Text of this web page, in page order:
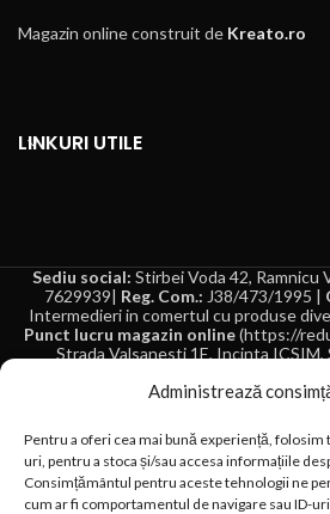
Administrează
Pentru a oferi cea mai bună experiență,
uri, pentru a stoca și/sau accesa informațiile
Consimțământul pentru aceste tehnologii ne
cum ar fi comportamentul de navigare sau ID-
Magazin online construit de Kreato.ro
LINKURI UTILE
Sediu social: Stirbei Voda 42, Ramnicu
7629939| Reg. Com.: J38/473/1995 |
Intermedieri in comertul cu produse
Punct lucru magazin online(https://
Strada Valsanesti 1E, Incinta
cazul
Inter Line-Company SRL comercializeaza
portabile, articole pentru casa, gradina
etc.. Descrierea bunurilor sau a
video-uri pe site-ul reducerimasive.ro
de prezentare. Inter Line-Company S.R.L.